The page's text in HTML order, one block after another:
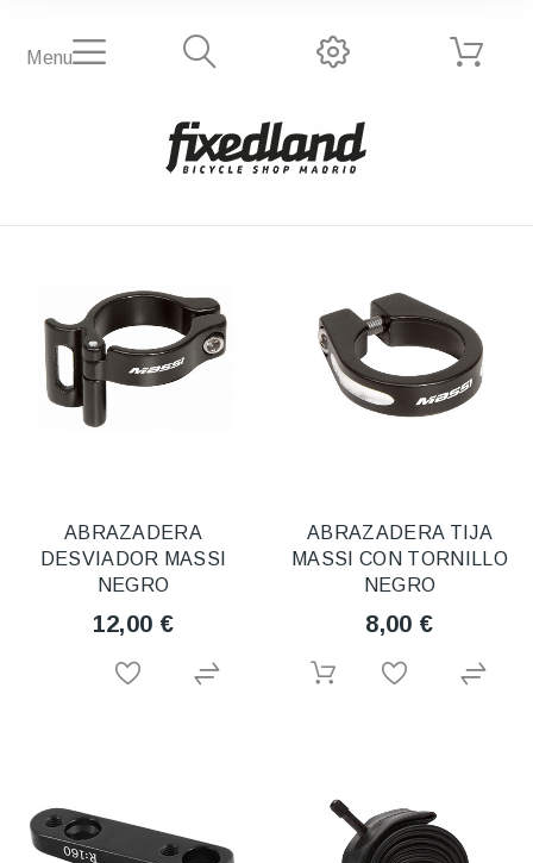
Menu
ABRAZADERA
DESVIADOR MASSI
NEGRO
12,00 €
ABRAZADERA TIJA
MASSI CON TORNILLO
NEGRO
8,00 €